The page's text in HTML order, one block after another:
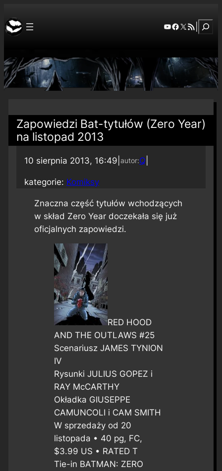
YouTube
Facebook
X RSS Feed
Zapowiedzi Bat-tytułów (Zero Year)
na listopad 2013
10 sierpnia 2013, 16:49 autor:Q
kategorie: Komiksy
Znaczna część tytułów wchodzących
w skład Zero Year doczekała się już
oficjalnych zapowiedzi.
RED HOOD
AND THE OUTLAWS #25
Scenariusz JAMES TYNION
IV
Rysunki JULIUS GOPEZ i
RAY McCARTHY
Okładka GIUSEPPE
CAMUNCOLI i CAM SMITH
W sprzedaży od 20
listopada • 40 pg, FC,
$3.99 US • RATED T
Tie-in BATMAN: ZERO